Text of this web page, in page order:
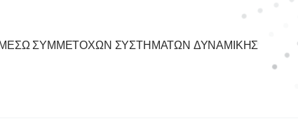
ΜΕΣΩ ΣΥΜΜΕΤΟΧΩΝ ΣΥΣΤΗΜΑΤΩΝ ΔΥΝΑΜΙΚΗΣ